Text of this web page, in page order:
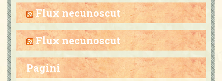
a
C
o
m
Flux necunoscut
Flux necunoscut
Pagini